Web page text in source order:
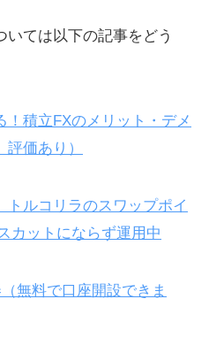
ては以下の記事をどう
！積立FXのメリット・デメ
価あり）
トルコリラのスワップポイ
カットにならず運用中
無料で口座開設できま